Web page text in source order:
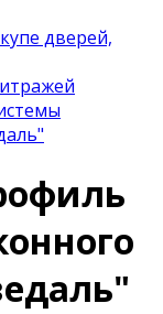
дверей,